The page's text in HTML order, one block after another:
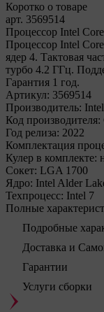
Коротко о товаре
арт. 3569514
Процессор Intel
Процессор Intel
ядер 4. Тактовая
турбо 4.2 ГГц.
Гарантия 1 год.
Артикул: 3569514
Производитель: Intel
Код производителя:
Год релиза: 2022
Комплектация
Кулер в комплекте:
Сокет: LGA 1700
Ядро: Intel Alder
Техпроцесс: Intel 7
Полные
Подробные
Доставка и
Гарантии
Услуги сборки